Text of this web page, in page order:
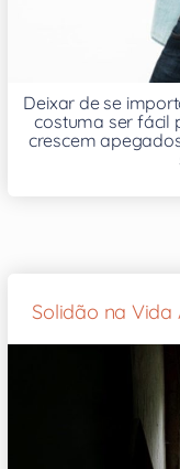
Deixar de se
costuma ser fácil
crescem
Solidão na Vida